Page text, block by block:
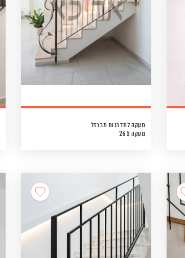
מעקה למדרגות מברזל
מעקה 265